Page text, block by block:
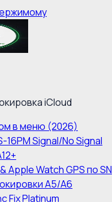
iCloud
в меню (2026)
16PM Signal/No Signal
Apple Watch GPS по SN
A5/A6
Fix Platinum